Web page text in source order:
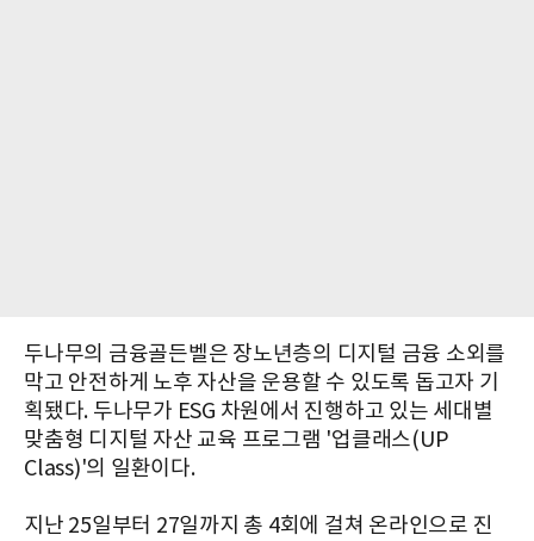
두나무의 금융골든벨은 장노년층의 디지털 금융 소외를
막고 안전하게 노후 자산을 운용할 수 있도록 돕고자 기
획됐다. 두나무가 ESG 차원에서 진행하고 있는 세대별
맞춤형 디지털 자산 교육 프로그램 '업클래스(UP
Class)'의 일환이다.
지난 25일부터 27일까지 총 4회에 걸쳐 온라인으로 진